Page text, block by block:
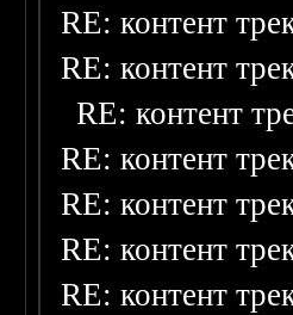
RE: контент
RE: контент
RE: контент
RE: контент
RE: контент
RE: контент
RE: контент